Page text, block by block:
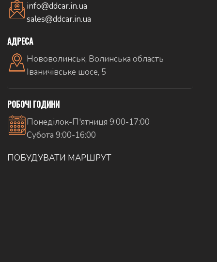
info@ddcar.in.ua
sales@ddcar.in.ua
АДРЕСА
Нововолинськ, Волинська область
Іваничівське шосе, 5
РОБОЧІ ГОДИНИ
Понеділок-П'ятниця 9:00-17:00
Субота 9:00-16:00
ПОБУДУВАТИ МАРШРУТ